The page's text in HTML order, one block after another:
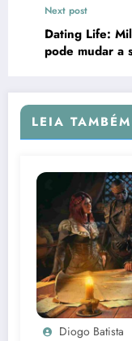
Next post
Dating Life:
pode mudar a
LEIA TAMBÉM
Diogo Batista